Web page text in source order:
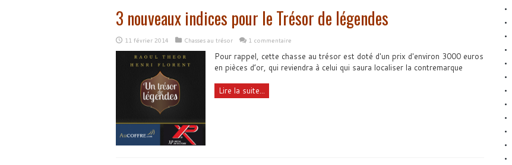
3 nouveaux indices pour le Trésor de légendes
11 février 2014 Chasses au trésor 1 commentaire
Pour rappel, cette chasse au trésor est doté d'un prix d'environ 3000 euros
en pièces d’or, qui reviendra à celui qui saura localiser la contremarque
Lire la suite...